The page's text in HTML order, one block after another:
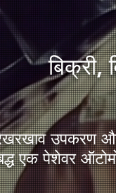
​बिक्री,
उपकरण
एक पेशेवर